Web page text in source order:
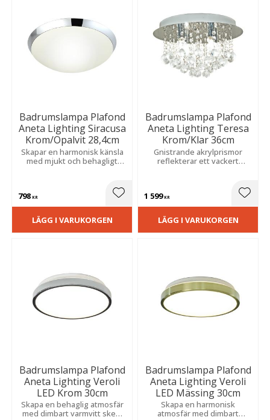
Badrumslampa Plafond
Aneta Lighting Siracusa
Krom/Opalvit 28,4cm
Skapar en harmonisk känsla
med mjukt och behagligt
stilren form och praktisk
798 KR Lägg till i favoriter
LÄGG I VARUKORGEN
Badrumslampa Plafond
Aneta Lighting Teresa
Krom/Klar 36cm
Gnistrande akrylprismor
reflekterar ett vackert
miljöer med hög fukttålighet
1 599KR
LÄGG I VARUKORGEN
Badrumslampa Plafond
Aneta Lighting Veroli
LED Krom 30cm
Skapa en behaglig atmosfär
med dimbart varmvitt sken.
Badrumslampa Plafond
Aneta Lighting Veroli
LED Mässing 30cm
Skapa en harmonisk
atmosfär med dimbart